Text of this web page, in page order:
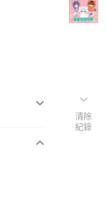
清除
紀錄